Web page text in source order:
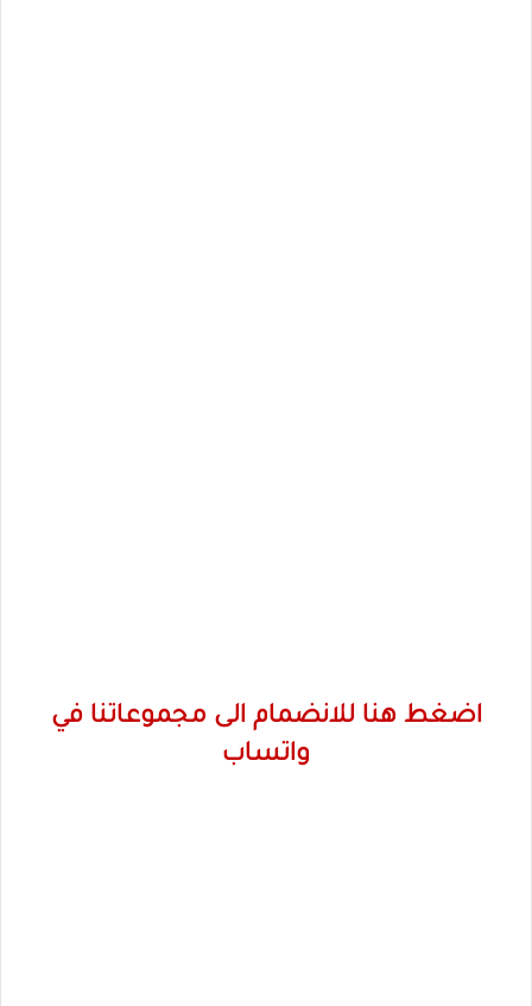
اضغط هنا للانضمام الى مجموعاتنا في
واتساب